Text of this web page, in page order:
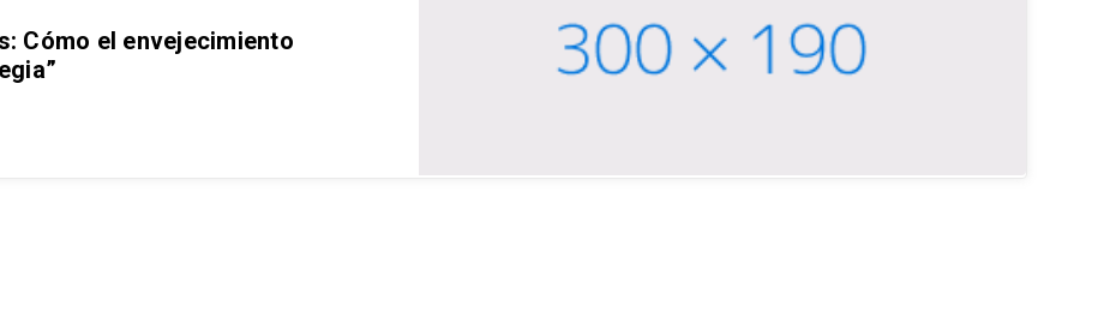
Cómo el envejecimiento